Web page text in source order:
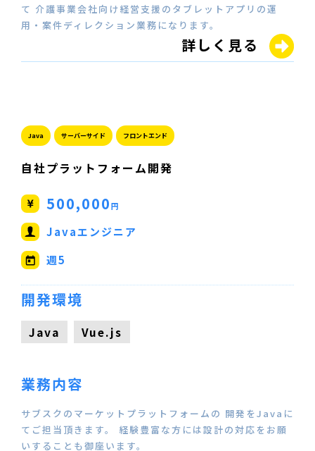
て 介護事業会社向け経営支援のタブレットアプリの運
用・案件ディレクション業務になります。
詳しく見る
Java サーバーサイド フロントエンド
自社プラットフォーム開発
500,000円
Javaエンジニア
週5
開発環境
Java Vue.js
業務内容
サブスクのマーケットプラットフォームの 開発をJavaに
てご担当頂きます。 経験豊富な方には設計の対応をお願
いすることも御座います。